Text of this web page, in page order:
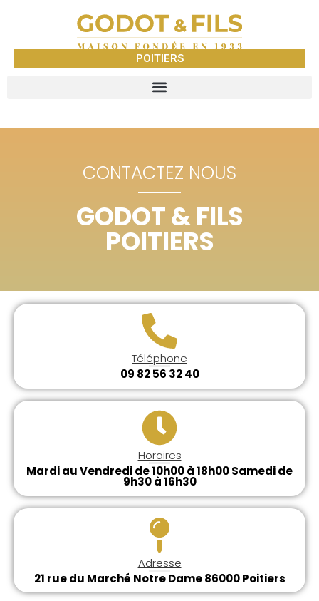
POITIERS
CONTACTEZ NOUS
GODOT & FILS
POITIERS
Téléphone
09 82 56 32 40
Horaires
Mardi au Vendredi de 10h00 à 18h00 Samedi de
9h30 à 16h30
Adresse
21 rue du Marché Notre Dame 86000 Poitiers